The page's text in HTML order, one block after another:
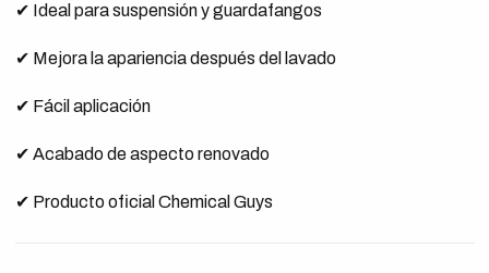
✔ Ideal para suspensión y guardafangos
✔ Mejora la apariencia después del lavado
✔ Fácil aplicación
✔ Acabado de aspecto renovado
✔ Producto oficial Chemical Guys